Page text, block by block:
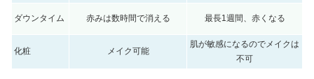
ダウンタイム 赤みは数時間で消える 最長1週間、赤くなる
化粧 メイク可能
肌が敏感になるのでメイクは
不可